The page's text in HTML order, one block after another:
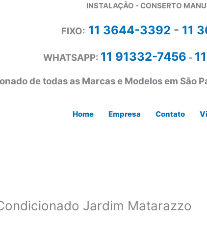
INSTALAÇÃO - CONSERTO
FIXO: 11 3644-3392 - 11
WHATSAPP: 11 91332-7456 -
de todas as Marcas e Modelos em São
Home Empresa Contato
Jardim Matarazzo